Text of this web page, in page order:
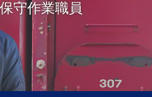
保守作業職員